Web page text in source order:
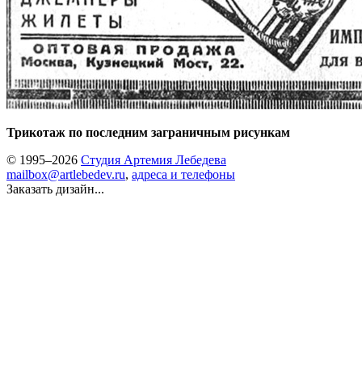
Трикотаж по последним заграничным рисункам
© 1995–2026 Студия Артемия Лебедева
mailbox@artlebedev.ru, адреса и телефоны
Заказать дизайн...